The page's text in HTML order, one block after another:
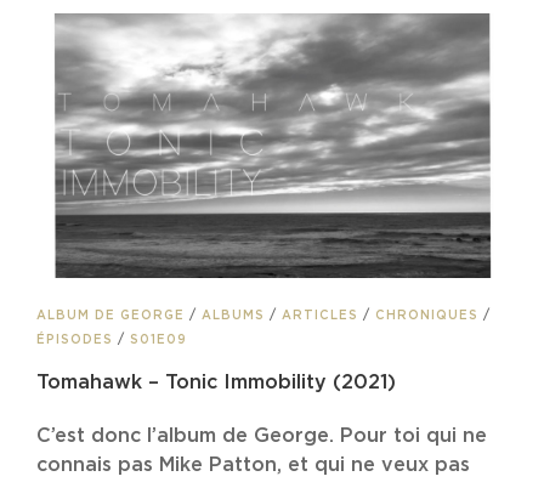
CAT
LINKS
ALBUM DE GEORGE / ALBUMS / ARTICLES / CHRONIQUES /
ÉPISODES / S01E09
Tomahawk – Tonic Immobility (2021)
C’est donc l’album de George. Pour toi qui ne
connais pas Mike Patton, et qui ne veux pas